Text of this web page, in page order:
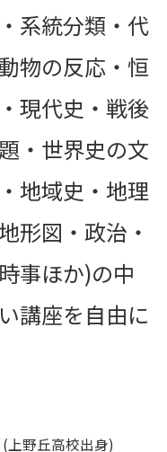
系統分類・代
物の反応・恒
現代史・戦後
・世界史の文
地域史・地理
形図・政治・
事ほか)の中
講座を自由に
上野丘高校出身)